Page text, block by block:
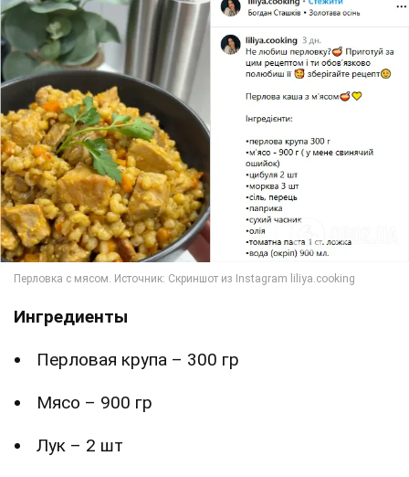
Ингредиенты
Перловая крупа – 300 гр
Мясо – 900 гр
Лук – 2 шт